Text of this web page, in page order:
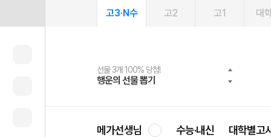
고3·N수 고2 고1 대
선물 3개 100% 당첨!
행운의 선물 뽑기
선물 100% 증정!
메가스터디 X 올리브
여름방학 스터디 캐시백
메가런 썸머스쿨
2027 러셀 단과
강사 공개선발
스마트러닝앱
설문 EVENT
메가패스
3일 무료 체험권
메가패스 수강생 무료혜택!
메가클럽 멤버십
사회공헌 캠페인
희망이룸 메가나눔
메가선생님 수능·내신 대학별고